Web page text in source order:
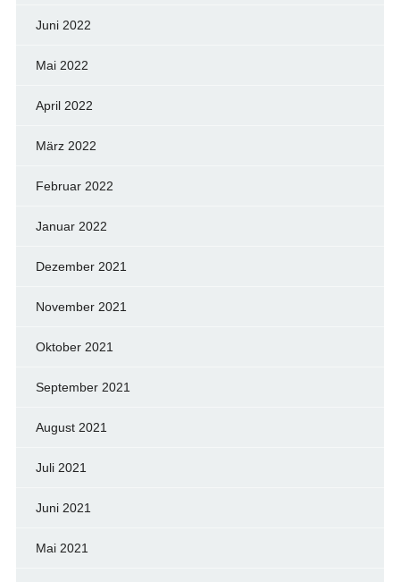
Juni 2022
Mai 2022
April 2022
März 2022
Februar 2022
Januar 2022
Dezember 2021
November 2021
Oktober 2021
September 2021
August 2021
Juli 2021
Juni 2021
Mai 2021